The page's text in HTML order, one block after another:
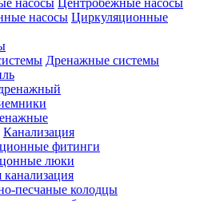
Центробежные насосы
Циркуляционные
Дренажные системы
Канализация
фитинги
люки
песчаные колодцы